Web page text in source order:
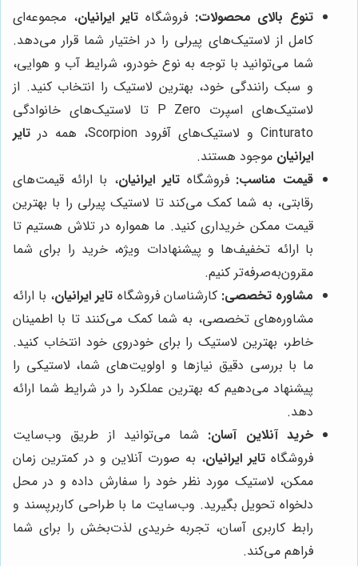
تنوع بالای محصولات: فروشگاه تایر ایرانیان، مجموعه‌ای
کامل از لاستیک‌های پیرلی را در اختیار شما قرار می‌دهد.
شما می‌توانید با توجه به نوع خودرو، شرایط آب و هوایی،
و سبک رانندگی خود، بهترین لاستیک را انتخاب کنید. از
لاستیک‌های اسپرت P Zero تا لاستیک‌های خانوادگی
Cinturato و لاستیک‌های آفرود Scorpion، همه در
تایر
ایرانیان موجود هستند.
قیمت مناسب: فروشگاهتایر ایرانیان، با ارائه قیمت‌های
رقابتی، به شما کمک می‌کند تا لاستیک پیرلی را با بهترین
قیمت ممکن خریداری کنید. ما همواره در تلاش هستیم تا
با ارائه تخفیف‌ها و پیشنهادات ویژه، خرید را برای شما
مقرون‌به‌صرفه‌تر کنیم.
مشاوره تخصصی: کارشناسان فروشگاه تایر ایرانیان، با ارائه
مشاوره‌های تخصصی، به شما کمک می‌کنند تا با اطمینان
خاطر، بهترین لاستیک را برای خودروی خود انتخاب کنید.
ما با بررسی دقیق نیازها و اولویت‌های شما، لاستیکی را
پیشنهاد می‌دهیم که بهترین عملکرد را در شرایط شما ارائه
دهد.
خرید آنلاین آسان: شما می‌توانید از طریق وب‌سایت
فروشگاه تایر ایرانیان، به صورت آنلاین و در کمترین زمان
ممکن، لاستیک مورد نظر خود را سفارش داده و در محل
دلخواه تحویل بگیرید. وب‌سایت ما با طراحی کاربرپسند و
رابط کاربری آسان، تجربه خریدی لذت‌بخش را برای شما
فراهم می‌کند.